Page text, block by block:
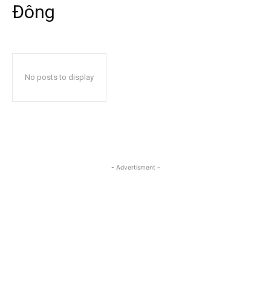
Đông
No posts to display
- Advertisment -